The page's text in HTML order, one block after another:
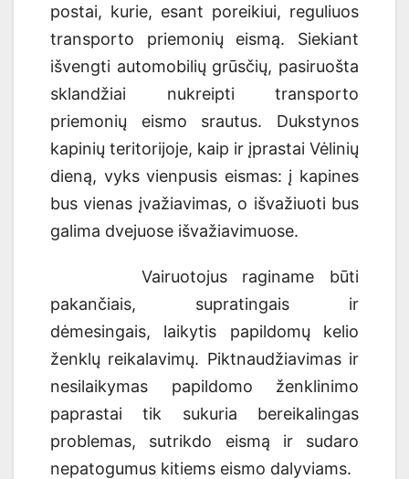
postai, kurie, esant poreikiui, reguliuos
transporto priemonių eismą. Siekiant
išvengti automobilių grūsčių, pasiruošta
sklandžiai nukreipti transporto
priemonių eismo srautus. Dukstynos
kapinių teritorijoje, kaip ir įprastai Vėlinių
dieną, vyks vienpusis eismas: į kapines
busvienas įvažiavimas, o išvažiuoti bus
galima dvejuose išvažiavimuose.
Vairuotojusraginame būti
pakančiais, supratingais ir
dėmesingais, laikytis papildomų kelio
ženklų reikalavimų. Piktnaudžiavimas ir
nesilaikymas papildomo ženklinimo
paprastai tik sukuria bereikalingas
problemas, sutrikdo eismą ir sudaro
nepatogumus kitiems eismo dalyviams.